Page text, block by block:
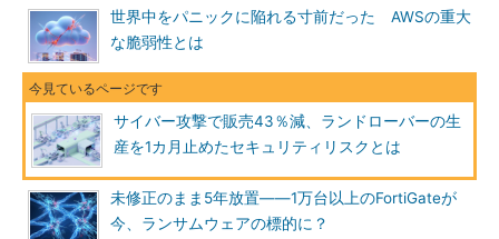
世界中をパニックに陥れる寸前だった AWSの重大
な脆弱性とは
サイバー攻撃で販売43％減、ランドローバーの生
産を1カ月止めたセキュリティリスクとは
未修正のまま5年放置――1万台以上のFortiGateが
今、ランサムウェアの標的に？